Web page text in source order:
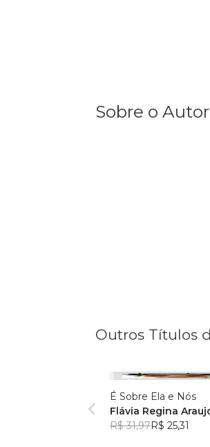
Sobre o Autor
Outros Títulos
É Sobre Ela e Nós
Flávia Regina
R$ 31,97R$ 25,31